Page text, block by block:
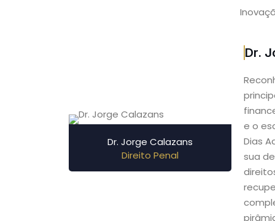
Dr. Jorge Calazans
Direito Penal
Dr.
e o
Dias
sua